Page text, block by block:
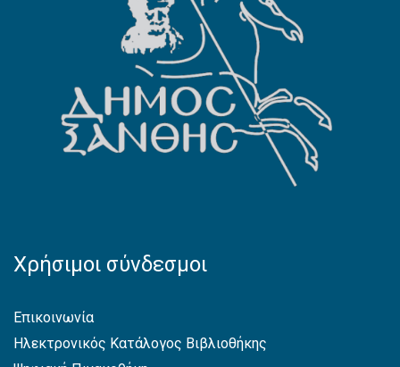
Χρήσιμοι σύνδεσμοι
Επικοινωνία
Ηλεκτρονικός Κατάλογος Βιβλιοθήκης